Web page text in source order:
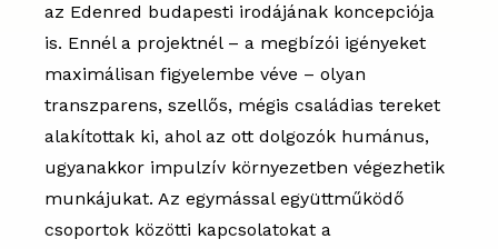
az Edenred budapesti irodájának koncepciója
is. Ennél a projektnél – a megbízói igényeket
maximálisan figyelembe véve – olyan
transzparens, szellős, mégis családias tereket
alakítottak ki, ahol az ott dolgozók humánus,
ugyanakkor impulzív környezetben végezhetik
munkájukat. Az egymással együttműködő
csoportok közötti kapcsolatokat a